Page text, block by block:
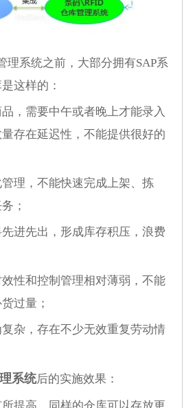
理系统之前，大部分拥有SAP系
这样的：
，需要中午或者晚上才能录入
存在延迟性，不能提供很好的
理，不能快速完成上架、拣
；
进先出，形成库存积压，浪费
性和控制管理相对薄弱，不能
过量；
杂，存在不少无效重复劳动情
系统后的实施效果：
提高，同样的仓库可以存放更